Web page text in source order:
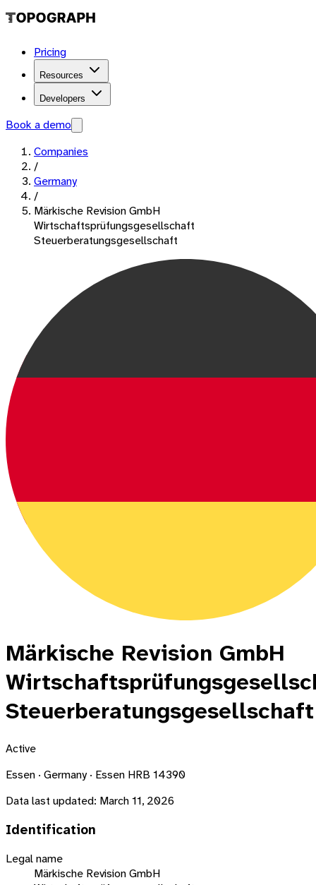
Pricing
Resources
Developers
Book a demo
Companies
/
Germany
/
Märkische Revision GmbH
Wirtschaftsprüfungsgesellschaft
Steuerberatungsgesellschaft
Märkische Revision GmbH
Steuerberatungsgesellschaft
Active
Essen · Germany · Essen HRB 14390
Data last updated: March 11, 2026
Identification
Legal name
Märkische Revision GmbH